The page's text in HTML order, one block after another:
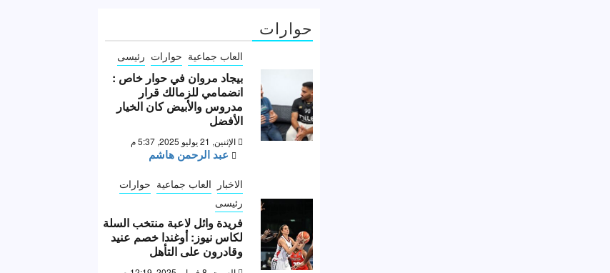
حوارات
العاب جماعية حوارات رئيسى
بيجاد مروان في حوار خاص :
انضمامي للزمالك قرار
مدروس والأبيض كان الخيار
الأفضل
الإثنين, 21 يوليو 2025, 5:37 م
عبد الرحمن هاشم
الاخبار العاب جماعية حوارات
رئيسى
فريدة وائل لاعبة منتخب السلة
لكاس نيوز: أوغندا خصم عنيد
وقادرون على التأهل